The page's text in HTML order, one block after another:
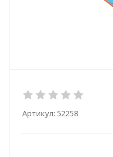
Артикул: 52258